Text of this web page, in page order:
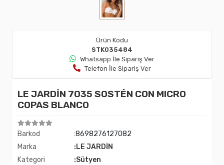
Ürün Kodu
STK035484
Whatsapp İle Sipariş Ver
Telefon İle Sipariş Ver
LE JARDİN 7035 SOSTÉN CON MICRO
COPAS BLANCO
Barkod
:8698276127082
Marka
:LE JARDİN
Kategori
:Sütyen